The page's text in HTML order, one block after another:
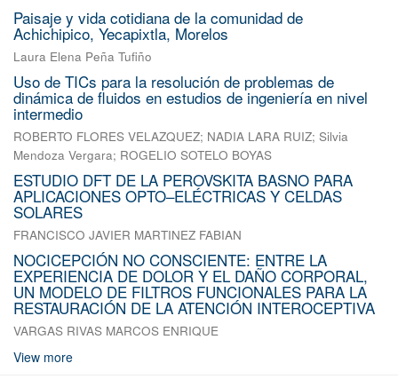
Paisaje y vida cotidiana de la comunidad de
Achichipico, Yecapixtla, Morelos
Laura Elena Peña Tufiño
Uso de TICs para la resolución de problemas de
dinámica de fluidos en estudios de ingeniería en nivel
intermedio
ROBERTO FLORES VELAZQUEZ; NADIA LARA RUIZ; Silvia
Mendoza Vergara; ROGELIO SOTELO BOYAS
ESTUDIO DFT DE LA PEROVSKITA BASNO PARA
APLICACIONES OPTO–ELÉCTRICAS Y CELDAS
SOLARES
FRANCISCO JAVIER MARTINEZ FABIAN
NOCICEPCIÓN NO CONSCIENTE: ENTRE LA
EXPERIENCIA DE DOLOR Y EL DAÑO CORPORAL,
UN MODELO DE FILTROS FUNCIONALES PARA LA
RESTAURACIÓN DE LA ATENCIÓN INTEROCEPTIVA
VARGAS RIVAS MARCOS ENRIQUE
View more